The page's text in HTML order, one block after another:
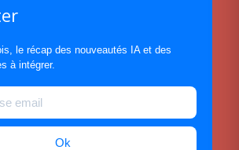
le récap des nouveautés IA et des
à intégrer.
Ok